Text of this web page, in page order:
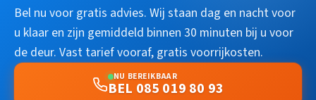
Bel nu voor gratis advies. Wij staan dag en nacht voor
u klaar en zijn gemiddeld binnen 30 minuten bij u voor
de deur. Vast tarief vooraf, gratis voorrijkosten.
NU BEREIKBAAR
BEL 085 019 80 93